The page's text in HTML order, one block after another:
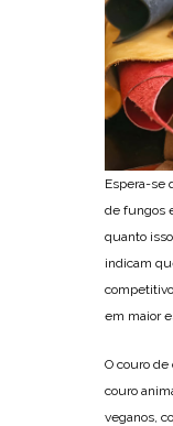
Espera-se
de fungos
quanto
indicam
em maior
O couro
couro
veganos,